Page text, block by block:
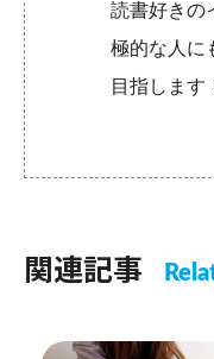
読書好きの
極的な人に
目指します
関連記事